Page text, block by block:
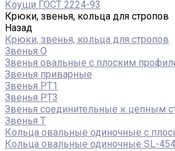
Коуши ГОСТ 2224-93
Крюки, звенья, кольца для стропов
Назад
Крюки, звенья, кольца для стропов
Звенья О
Звенья овальные с плоским
Звенья приварные
Звенья РТ1
Звенья РТ3
Звенья соединительные к цепным
Звенья Т
Кольца овальные одиночные c
Кольца овальные одиночные SL-454